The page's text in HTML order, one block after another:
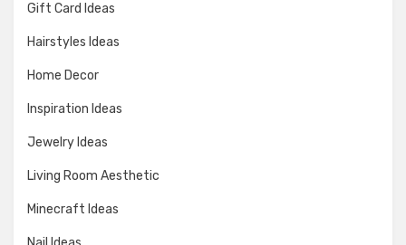
Gift Card Ideas
Hairstyles Ideas
Home Decor
Inspiration Ideas
Jewelry Ideas
Living Room Aesthetic
Minecraft Ideas